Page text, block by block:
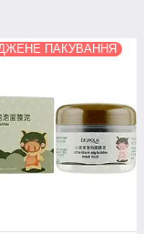
ПАКУВАННЯ